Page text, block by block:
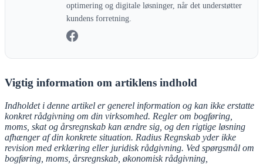
optimering og digitale løsninger, når det understøtter
kundens forretning.
Vigtig information om artiklens indhold
Indholdet i denne artikel er generel information og kan ikke erstatte
konkret rådgivning om din virksomhed. Regler om bogføring,
moms, skat og årsregnskab kan ændre sig, og den rigtige løsning
afhænger af din konkrete situation. Radius Regnskab yder ikke
revision med erklæring eller juridisk rådgivning. Ved spørgsmål om
bogføring, moms, årsregnskab, økonomisk rådgivning,